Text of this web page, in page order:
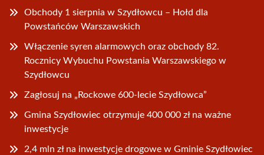
Obchody 1 sierpnia w Szydłowcu – Hołd dla
Powstańców Warszawskich
Włączenie syren alarmowych oraz obchody 82.
Rocznicy Wybuchu Powstania Warszawskiego w
Szydłowcu
Zagłosuj na „Rockowe 600-lecie Szydłowca”
Gmina Szydłowiec otrzymuje 400 000 zł na ważne
inwestycje
2,4 mln zł na inwestycje drogowe w Gminie Szydłowiec